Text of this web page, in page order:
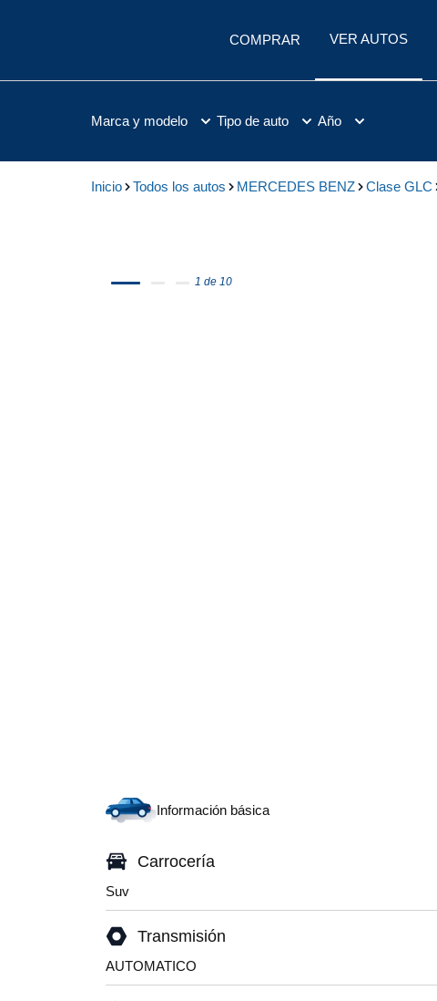
COMPRAR VER AUTOS
Marca y modelo Tipo de auto Año
Inicio Todos los autos MERCEDES BENZ Clase GLC
1 de 10
Información básica
Carrocería
Suv
Transmisión
AUTOMATICO